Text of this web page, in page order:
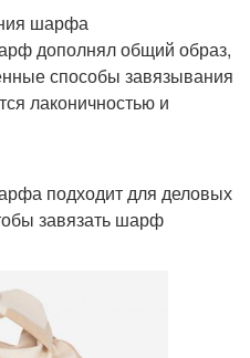
шарфа
дополнял общий образ,
способы завязывания
лаконичностью и
подходит для деловых
завязать шарф